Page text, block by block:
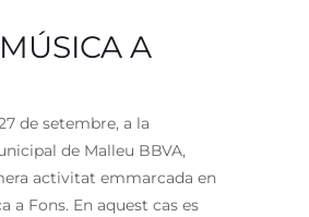
A
de setembre, a la
de Malleu BBVA,
activitat emmarcada en
a Fons. En aquest cas es